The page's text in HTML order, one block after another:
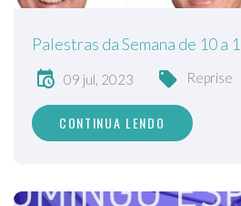
Palestras da Semana de 10 a
09 jul, 2023 Reprise
CONTINUA LENDO